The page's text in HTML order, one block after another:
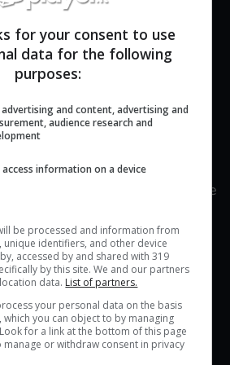
Fornitori vicini: tempi ridotti
Collaudi a domicilio:
integra design,
aspetta la Roadster
un impianto pronto accorcia le
trasparenti: meglio meno
domani. Un benchmark
le promesse, alzerà
elettricheanche su pista,
emotivo. Vedere scavatori e
for your consent to use
data for the following
purposes:
and content, advertising and
audience research and
information on a device
be processed and information from
unique identifiers, and other device
accessed by and shared with 319
by this site. We and our partners
data. List of partners.
your personal data on the basis
you can object to by managing
for a link at the bottom of this page
manage or withdraw consent in privacy